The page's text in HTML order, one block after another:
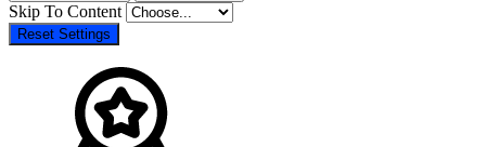
Skip To Content
Reset Settings